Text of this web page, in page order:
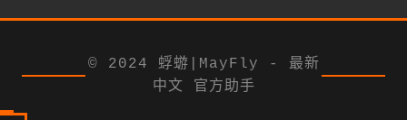
© 2024 蜉蝣|MayFly - 最新
中文 官方助手